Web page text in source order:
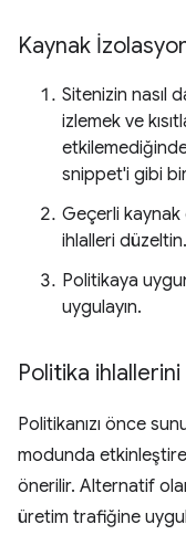
Kaynak
Sitenizin nasıl
izlemek ve
snippet'i gibi
Geçerli kaynak
ihlalleri düzeltin.
Politikaya
uygulayın.
Politika
Politikanızı önce
modunda
önerilir. Alternatif
üretim trafiğine